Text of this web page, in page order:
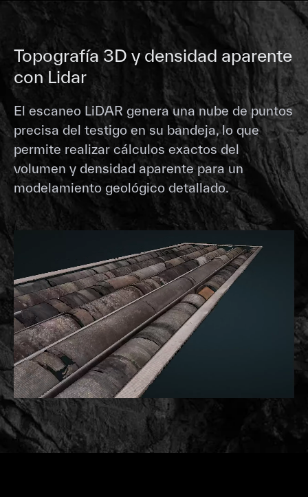
Topografía 3D y densidad aparente
con Lidar
El escaneo LiDAR genera una nube de puntos
precisa del testigo en su bandeja, lo que
permite realizar cálculos exactos del
volumen y densidad aparente para un
modelamiento geológico detallado.